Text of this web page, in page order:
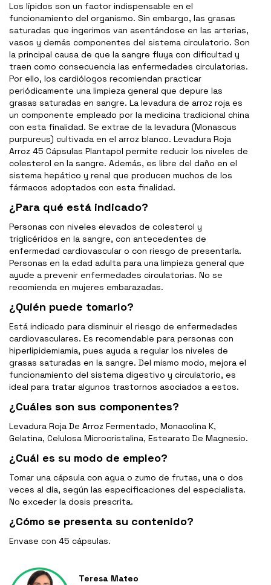
Los lípidos son un factor indispensable en el
funcionamiento del organismo. Sin embargo, las grasas
saturadas que ingerimos van asentándose en las arterias,
vasos y demás componentes del sistema circulatorio. Son
la principal causa de que la sangre fluya con dificultad y
traen como consecuencia las enfermedades circulatorias.
Por ello, los cardiólogos recomiendan practicar
periódicamente una limpieza general que depure las
grasas saturadas en sangre. La levadura de arroz roja es
un componente empleado por la medicina tradicional china
con esta finalidad. Se extrae de la levadura (Monascus
purpureus) cultivada en el arroz blanco. Levadura Roja
Arroz 45 Cápsulas Plantapol permite reducir los niveles de
colesterol en la sangre. Además, es libre del daño en el
sistema hepático y renal que producen muchos de los
fármacos adoptados con esta finalidad.
¿Para qué está indicado?
Personas con niveles elevados de colesterol y
triglicéridos en la sangre, con antecedentes de
enfermedad cardiovascular o con riesgo de presentarla.
Personas en la edad adulta para una limpieza general que
ayude a prevenir enfermedades circulatorias. No se
recomienda en mujeres embarazadas.
¿Quién puede tomarlo?
Está indicado para disminuir el riesgo de enfermedades
cardiovasculares. Es recomendable para personas con
hiperlipidemiamia, pues ayuda a regular los niveles de
grasas saturadas en la sangre. Del mismo modo, mejora el
funcionamiento del sistema digestivo y circulatorio, es
ideal para tratar algunos trastornos asociados a estos.
¿Cuáles son sus componentes?
Levadura Roja De Arroz Fermentado, Monacolina K,
Gelatina, Celulosa Microcristalina, Estearato De Magnesio.
¿Cuál es su modo de empleo?
Tomar una cápsula con agua o zumo de frutas, una o dos
veces al día, según las especificaciones del especialista.
No exceder la dosis prescrita.
¿Cómo se presenta su contenido?
Envase con 45 cápsulas.
Teresa Mateo